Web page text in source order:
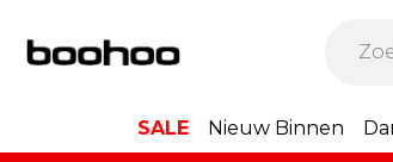
SALE Nieuw Binnen